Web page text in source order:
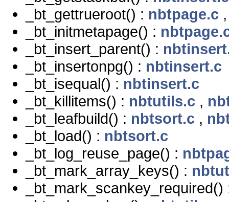
_bt_gettrueroot() : nbtpage.c
_bt_initmetapage() :
_bt_insert_parent() :
_bt_insertonpg() : nbtinsert.c
_bt_isequal() : nbtinsert.c
_bt_killitems() : nbtutils.c ,
_bt_leafbuild() : nbtsort.c ,
_bt_load() : nbtsort.c
_bt_log_reuse_page() :
_bt_mark_array_keys() :